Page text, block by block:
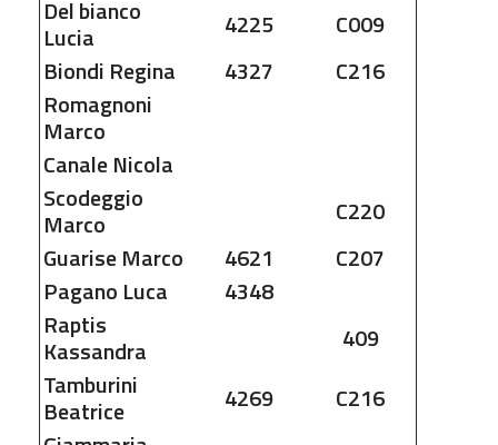
Del bianco
Lucia 4225
C009
Biondi Regina 4327
C216
Romagnoni
Marco
CanaleNicola
Scodeggio
Marco
C220
GuariseMarco 4621
C207
Pagano Luca
4348
Raptis
Kassandra
409
Tamburini
Beatrice 4269
C216